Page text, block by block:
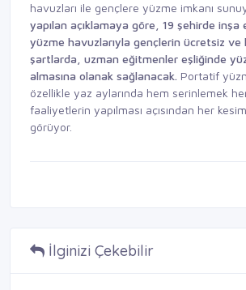
havuzları ile gençlere yüzme imkanı
yapılan açıklamaya göre, 19 şehirde
yüzme havuzlarıyla gençlerin ücretsiz ve
şartlarda, uzman eğitmenler eşliğinde
almasına olanak sağlanacak. Portatif
özellikle yaz aylarında hem serinlemek
faaliyetlerin yapılması açısından her
görüyor.
İlginizi Çekebilir